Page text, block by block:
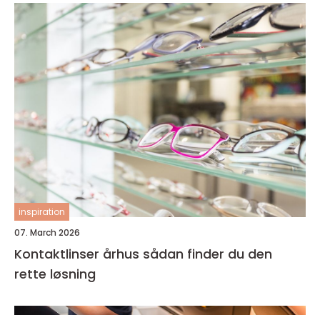
inspiration
07. March 2026
Kontaktlinser århus sådan finder du den
rette løsning